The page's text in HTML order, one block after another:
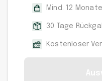
Mind. 12
30 Tage
Kostenloser